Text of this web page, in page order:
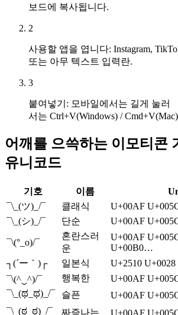
보드에 복사됩니다.
2
사용할 앱을 엽니다: Instagram,
또는 아무 텍스트 입력란.
3
붙여넣기: 모바일에서는 길게 눌러
서는 Ctrl+V(Windows) /
어깨를 으쓱하는 이모티콘
유니코드
기호 이름
¯\_(ツ)_/¯
클래식
U+00AF
¯\_(シ)_/¯
단순 U+00AF
¯\(°_o)/¯
혼란스러
운
U+00AF
U+00B0…
┐(´ー｀)┌
일본식
U+2510
¯\(^‿^)/¯
행복한
U+00AF
¯\_(ಥ_ಥ)_/¯
슬픈
U+00AF
¯\_(ಠ_ಠ)_/¯
짜증나는